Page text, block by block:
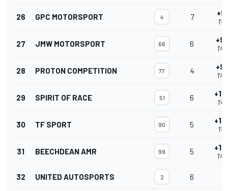
26 GPC MOTORSPORT 4 7
27 JMW MOTORSPORT 66 6
28 PROTON COMPETITION 77 4
29 SPIRIT OF RACE 51 6
30 TF SPORT 90 5
31 BEECHDEAN AMR 99 5
32 UNITED AUTOSPORTS 2 6